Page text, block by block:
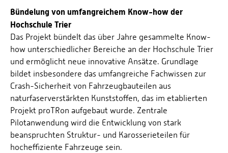
Bündelung von umfangreichem Know-how der
Hochschule Trier
Das Projekt bündelt das über Jahre gesammelte Know-
how unterschiedlicher Bereiche an der Hochschule Trier
und ermöglicht neue innovative Ansätze. Grundlage
bildet insbesondere das umfangreiche Fachwissen zur
Crash-Sicherheit von Fahrzeugbauteilen aus
naturfaserverstärkten Kunststoffen, das im etablierten
Projekt proTRon aufgebaut wurde. Zentrale
Pilotanwendung wird die Entwicklung von stark
beanspruchten Struktur- und Karosserieteilen für
hocheffiziente Fahrzeuge sein.